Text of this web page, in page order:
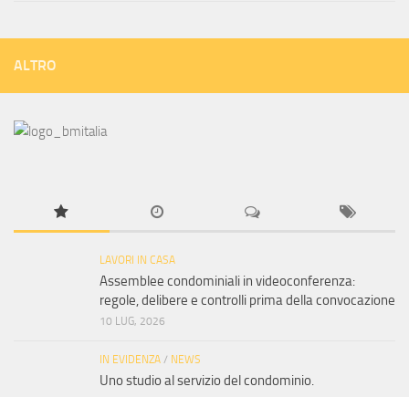
ALTRO
LAVORI IN CASA
Assemblee condominiali in videoconferenza:
regole, delibere e controlli prima della convocazione
10 LUG, 2026
IN EVIDENZA / NEWS
Uno studio al servizio del condominio.